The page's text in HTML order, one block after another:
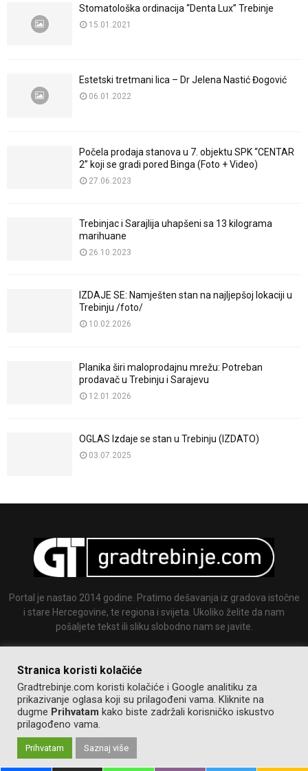
Stomatološka ordinacija “Denta Lux” Trebinje
15.01.2021
Estetski tretmani lica – Dr Jelena Nastić Đogović
06.01.2022
Počela prodaja stanova u 7. objektu SPK “CENTAR
2” koji se gradi pored Binga (Foto + Video)
27.06.2023
Trebinjac i Sarajlija uhapšeni sa 13 kilograma
marihuane
26.10.2023
IZDAJE SE: Namješten stan na najljepšoj lokaciji u
Trebinju /foto/
10.02.2026
Planika širi maloprodajnu mrežu: Potreban
prodavač u Trebinju i Sarajevu
12.01.2026
OGLAS Izdaje se stan u Trebinju (IZDATO)
03.07.2025
Portal je nastao 2014 godine. Pratimo dešavanja iz gradova istočne
i stare Hercegovine, te regiona i svijeta. Ukoliko želite da nam
pošaljete tekst ili sliku slobodno nam se javite.
@2014-2020. Sva prava zadržana.
Stranica koristi kolačiće
Gradtrebinje.com koristi kolačiće i Google analitiku za
prikazivanje oglasa koji su prilagođeni vama. Kliknite na
dugme Prihvatam kako biste zadržali korisničko iskustvo
prilagođeno vama.
Prihvatam Saznaj više